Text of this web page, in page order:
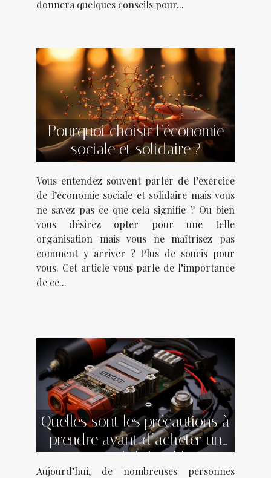
donnera quelques conseils pour...
Pourquoi choisir l’économie
sociale et solidaire ?
Vous entendez souvent parler de l’exercice
de l’économie sociale et solidaire mais vous
ne savez pas ce que cela signifie ? Ou bien
vous désirez opter pour une telle
organisation mais vous ne maîtrisez pas
comment y arriver ? Plus de soucis pour
vous. Cet article vous parle de l’importance
de ce...
Quelles sont les précautions à
prendre avant d’acheter un
capteur quickshifter-blipper ?
Aujourd’hui, de nombreuses personnes